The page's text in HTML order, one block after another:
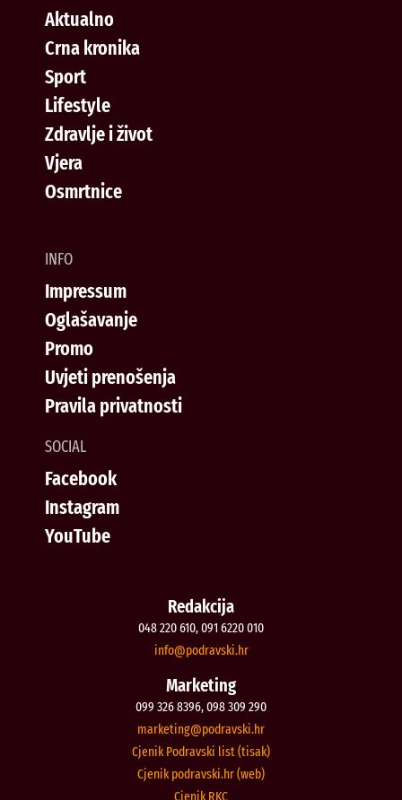
Aktualno
Crna kronika
Sport
Lifestyle
Zdravlje i život
Vjera
Osmrtnice
INFO
Impressum
Oglašavanje
Promo
Uvjeti prenošenja
Pravila privatnosti
SOCIAL
Facebook
Instagram
YouTube
Redakcija
048 220 610, 091 6220 010
rh.iksvardop
@ofni
Marketing
099 326 8396, 098 309 290
rh.iksvardop
@gnitekram
Cjenik Podravski list (tisak)
Cjenik podravski.hr (web)
Cjenik RKC